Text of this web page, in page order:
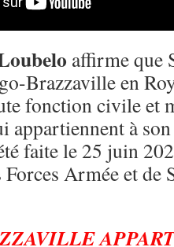
affirme que
Brazzaville en
fonction civile et
appartiennent à
faite le 25 juin
Armée et de